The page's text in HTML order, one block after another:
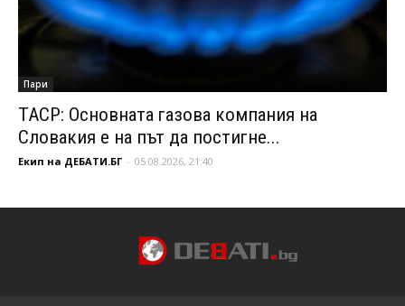
Пари
ТАСР: Основната газова компания на
Словакия е на път да постигне...
Екип на ДЕБАТИ.БГ - 05.08.2026, 21:40